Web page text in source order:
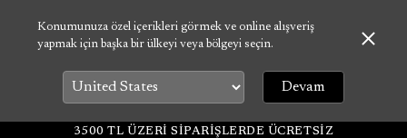
Konumunuza özel içerikleri görmek ve online alışveriş
yapmak için başka bir ülkeyi veya bölgeyi seçin.
Devam
TL ÜZERİ SİPARİŞLERDE ÜCRETSİZ